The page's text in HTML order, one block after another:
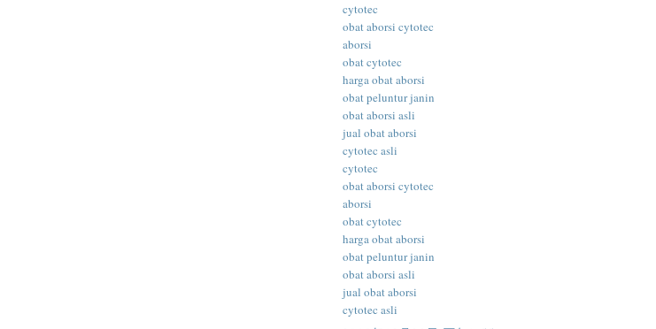
cytotec
obat aborsi cytotec
aborsi
obat cytotec
harga obat aborsi
obat peluntur janin
obat aborsi asli
jual obat aborsi
cytotec asli
cytotec
obat aborsi cytotec
aborsi
obat cytotec
harga obat aborsi
obat peluntur janin
obat aborsi asli
jual obat aborsi
cytotec asli